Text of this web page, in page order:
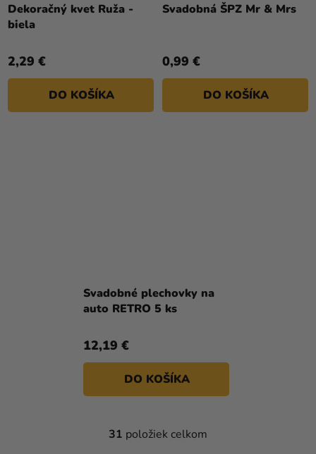
Dekoračný kvet Ruža -
biela
2,29 €
DO KOŠÍKA
Svadobná ŠPZ Mr & Mrs
0,99 €
DO KOŠÍKA
Svadobné plechovky na
auto RETRO 5 ks
12,19 €
DO KOŠÍKA
O
31 položiek celkom